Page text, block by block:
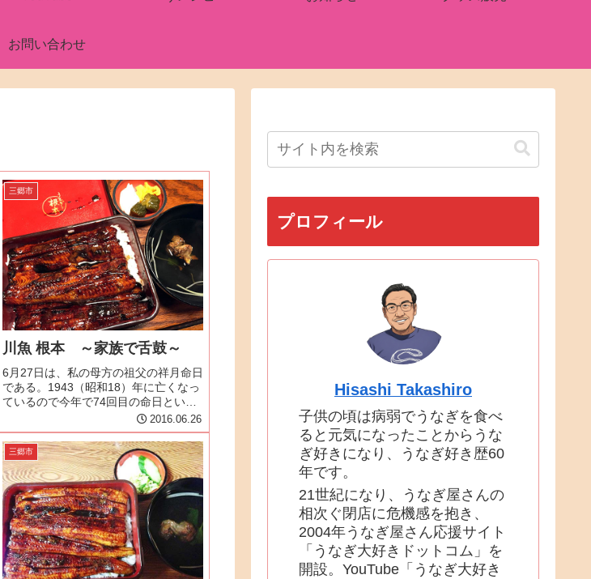
お問い合わせ
三郷市
川魚 根本 ～家族で舌鼓～
6月27日は、私の母方の祖父の祥月命日
である。1943（昭和18）年に亡くなっ
ているので今年で74回目の命日という
ことになる。菩提寺は葛飾・水元にあ
り、物ごごろ付いた時から命日近くに
墓参に来ている。その帰りには年忌法
要などでなければ、決まっ...
2016.06.26
三郷市
プロフィール
Hisashi Takashiro
子供の頃は病弱でうなぎを食べ
ると元気になったことからうな
ぎ好きになり、うなぎ好き歴60
年です。
21世紀になり、うなぎ屋さんの
相次ぐ閉店に危機感を抱き、
2004年うなぎ屋さん応援サイト
「うなぎ大好きドットコム」を
開設。YouTube「うなぎ大好き